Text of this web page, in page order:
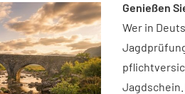
Genießen
Wer in